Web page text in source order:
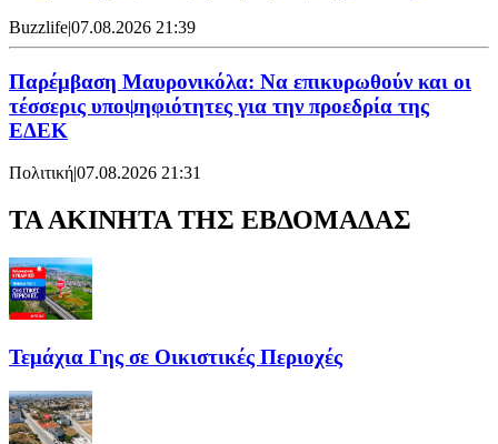
Buzzlife|07.08.2026 21:39
Παρέμβαση Μαυρονικόλα: Να επικυρωθούν και οι
τέσσερις υποψηφιότητες για την προεδρία της
ΕΔΕΚ
Πολιτική|07.08.2026 21:31
ΤΑ ΑΚΙΝΗΤΑ ΤΗΣ ΕΒΔΟΜΑΔΑΣ
Τεμάχια Γης σε Οικιστικές Περιοχές